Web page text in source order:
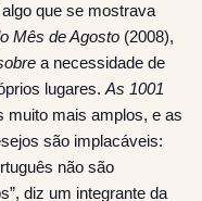
que se mostrava
Mês de Agosto (2008),
a necessidade de
lugares. As 1001
muito mais amplos, e as
são implacáveis:
não são
diz um integrante da